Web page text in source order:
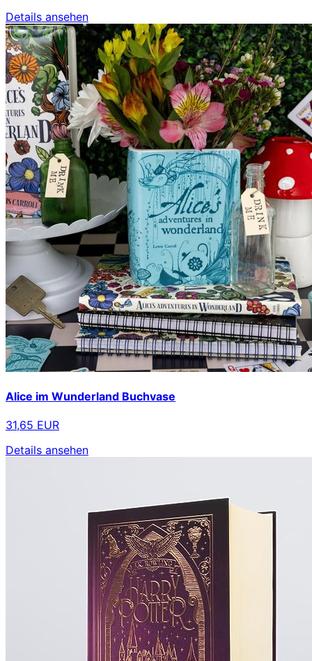
Details ansehen
Alice im Wunderland Buchvase
31,65 EUR
Details ansehen